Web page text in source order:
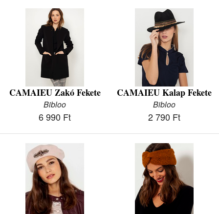
CAMAIEU Zakó Fekete
Bibloo
6 990 Ft
CAMAIEU Kalap Fekete
Bibloo
2 790 Ft